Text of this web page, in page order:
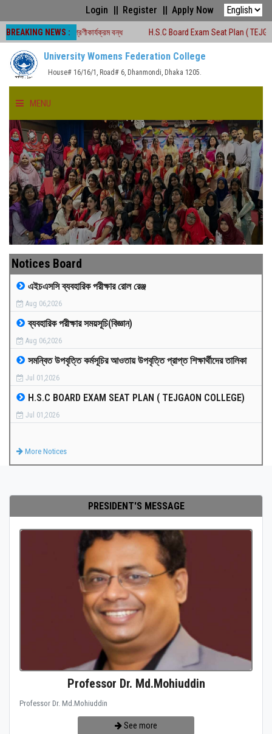
Login Register Apply Now
BREAKING NEWS :
সময়ে শ্রেণীকার্যক্রম বন্ধ H.S.C Board Exam Seat Plan ( TEJGAON
University Womens Federation College
House# 16/16/1, Road# 6, Dhanmondi, Dhaka 1205.
MENU
HOME
ABOUT US
FACULTIES
ACADEMICS
GALLERY
MEDIA
PAYMENT
CO-CURRICULUM
RESULTS
Notices Board
এইচএসসি ব্যবহারিক পরীক্ষার রোল রেঞ্জ
Aug 06,2026
ব্যবহারিক পরীক্ষার সময়সূচি(বিজ্ঞান)
Aug 06,2026
সমন্বিত উপবৃত্তি কর্মসূচির আওতায় উপবৃত্তি প্রাপ্ত শিক্ষার্থীদের তালিকা
Jul 01,2026
H.S.C BOARD EXAM SEAT PLAN ( TEJGAON COLLEGE)
Jul 01,2026
More Notices
PRESIDENT'S MESSAGE
Professor Dr. Md.Mohiuddin
Professor Dr. Md.Mohiuddin
See more